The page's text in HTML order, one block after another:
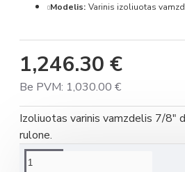
1,246.30 €
Be PVM: 1,030.00 €
Modelis: Varinis izoliuotas
Izoliuotas varinis vamzdelis 7/8"
rulone.